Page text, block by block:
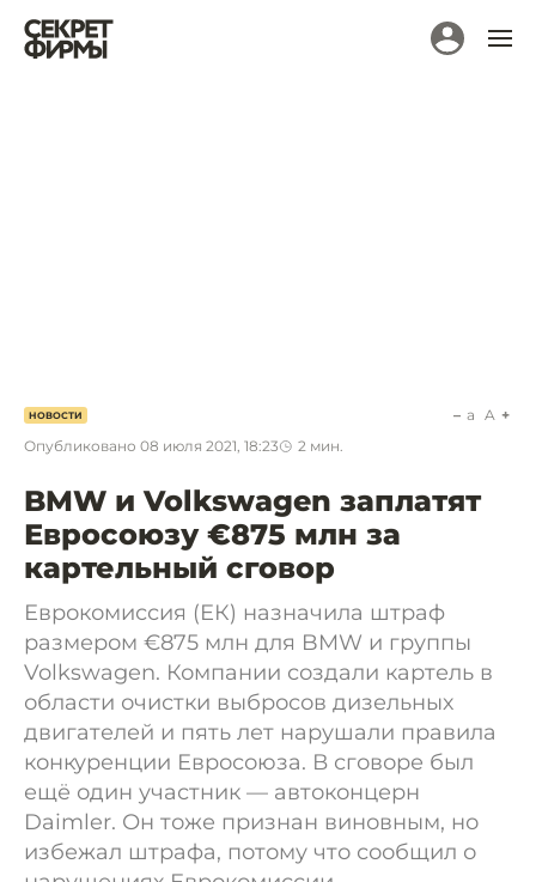
НОВОСТИ
Опубликовано 08 июля 2021, 18:23 2 мин.
a A
BMW и Volkswagen заплатят
Евросоюзу €875 млн за
картельный сговор
Еврокомиссия (ЕК) назначила штраф
размером €875 млн для BMW и группы
Volkswagen. Компании создали картель в
области очистки выбросов дизельных
двигателей и пять лет нарушали правила
конкуренции Евросоюза. В сговоре был
ещё один участник — автоконцерн
Daimler. Он тоже признан виновным, но
избежал штрафа, потому что сообщил о